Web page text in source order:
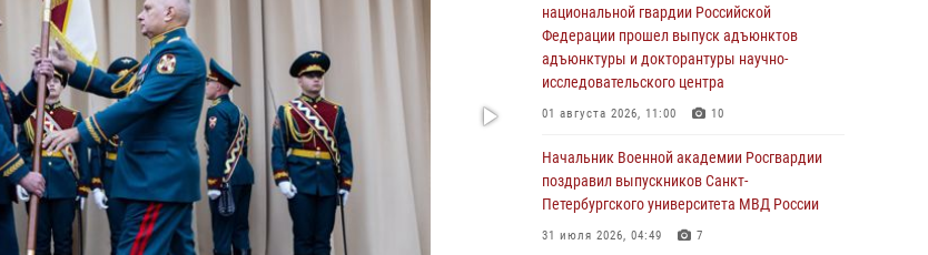
23 июля 2026, 04:51
Курсант Военной академии войск
национальной гвардии принял участие в
профориентационной встрече в Иверском
22 июля 2026, 09:41 6
Мастер‑класс по стрельбе: точность, тактика,
профессионализм
национальной гвардии Российской
Федерации прошел выпуск адъюнктов
адъюнктуры и докторантуры научно-
исследовательского центра
01 августа 2026, 11:00 10
Начальник Военной академии Росгвардии
поздравил выпускников Санкт-
Петербургского университета МВД России
31 июля 2026, 04:49 7